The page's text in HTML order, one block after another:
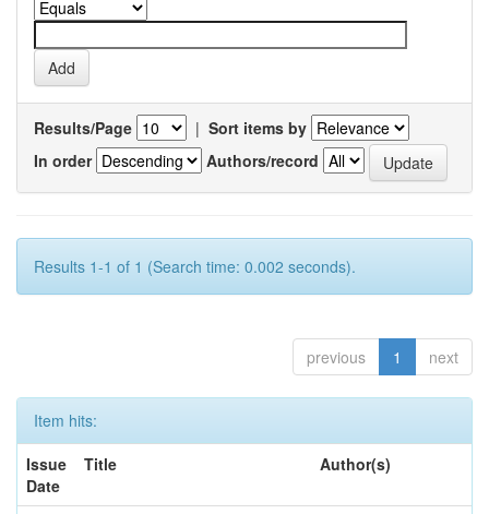
Results/Page | Sort items by
In order
Authors/record
Results 1-1 of 1 (Search time: 0.002 seconds).
previous 1 next
Item hits:
Issue
Date
Title Author(s)